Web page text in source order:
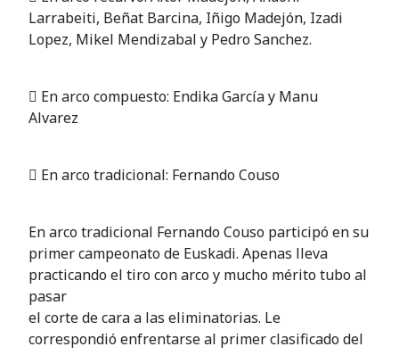
Larrabeiti, Beñat Barcina, Iñigo Madejón, Izadi
Lopez, Mikel Mendizabal y Pedro Sanchez.
 En arco compuesto: Endika García y Manu
Alvarez
 En arco tradicional: Fernando Couso
En arco tradicional Fernando Couso participó en su
primer campeonato de Euskadi. Apenas lleva
practicando el tiro con arco y mucho mérito tubo al
pasar
el corte de cara a las eliminatorias. Le
correspondió enfrentarse al primer clasificado del